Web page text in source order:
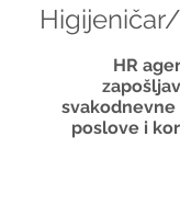
HR
svakodnevne
poslove i